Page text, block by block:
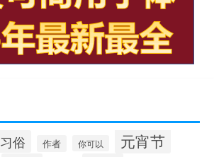
习俗 作者 你可以 元宵节